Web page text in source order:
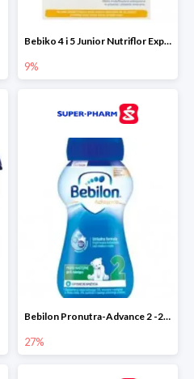
Bebiko 4 i 5 Junior Nutriflor Expert -9%
9%
Bebilon Pronutra-Advance 2 -27%
27%